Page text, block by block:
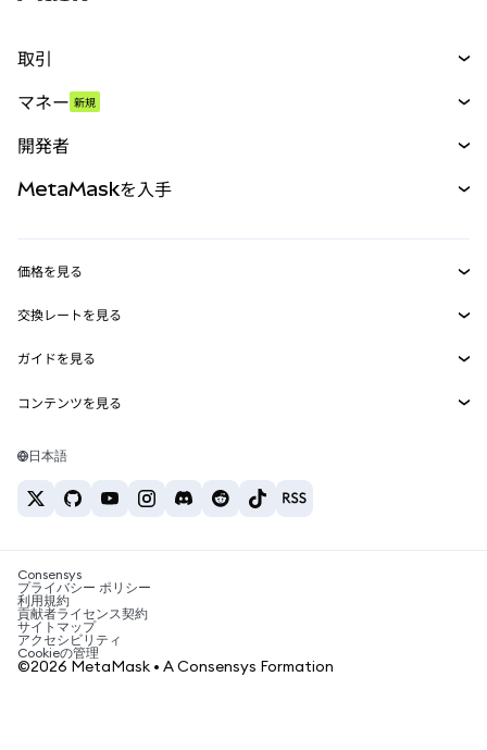
取引
パーペチュアル
RWA
マネー 新規
開発者
MetaMask Connect
Snaps
Web3サービス
MetaMaskを入手
セキュリティ
サポート
キャリア
お問い合わせ
価格を見る
イーサリアムの価格
Solanaの価格
Tetherの価格
交換レートを見る
ETH→USD
USDT→INR
BTC→INR
ETH→USDT
ガイドを見る
ETHの購入
USDTの購入
SHIBの購入
BNBの購入
コンテンツを見る
Solanaウォレット
税制関連ニュース
暗号資産の購入方法は？
ビットコインを売るには？
日本語
Consensys
プライバシー ポリシー
利用規約
貢献者ライセンス契約
サイトマップ
アクセシビリティ
Cookieの管理
©2026 MetaMask • A Consensys Formation